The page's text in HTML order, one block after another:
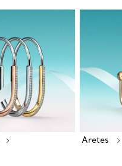
Aretes